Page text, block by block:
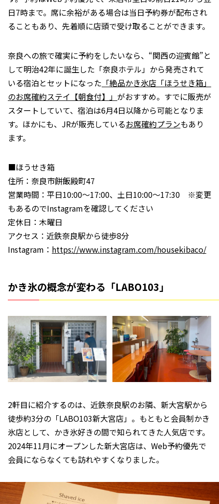
日7時まで。席に余裕がある場合は当日予約券が配布され
ることもあり、先着順に店頭で受け取ることができます。
奈良への旅で確実に予約をしたいなら、“関西の迎賓館”と
して明治42年に誕生した「奈良ホテル」から発売されて
いる宿泊とセットになった 「絶品かき氷店「ほうせき箱」
のお席確約ステイ【朝食付】」 がおすすめ。すでに販売が
スタートしていて、宿泊は6月4日以降から可能となりま
す。ほかにも、JRが販売しているお席確約プランもあり
ます。
■ほうせき箱
住所：奈良市餅飯殿町47
営業時間：平日10:00～17:00、土日10:00～17:30 ※変更
もあるのでInstagramを確認してください
定休日：木曜日
アクセス：近鉄奈良駅から徒歩8分
Instagram： https://www.instagram.com/housekibaco/
かき氷の概念が変わる「LABO103」
2軒目に紹介するのは、近鉄奈良駅のお隣、新大宮駅から
徒歩約3分の「LABO103新大宮店」。もともと会員制かき
氷店として、かき氷好きの間で知られてきた人気店です。
2024年11月にオープンした新大宮店は、Web予約優先で
会員にならなくても訪れやすくなりました。